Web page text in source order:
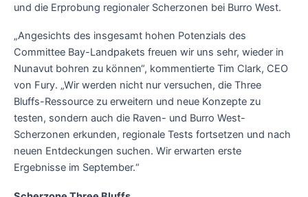
und die Erprobung regionaler Scherzonen bei Burro West.
„Angesichts des insgesamt hohen Potenzials des
Committee Bay-Landpakets freuen wir uns sehr, wieder in
Nunavut bohren zu können“, kommentierte Tim Clark, CEO
von Fury. „Wir werden nicht nur versuchen, die Three
Bluffs-Ressource zu erweitern und neue Konzepte zu
testen, sondern auch die Raven- und Burro West-
Scherzonen erkunden, regionale Tests fortsetzen und nach
neuen Entdeckungen suchen. Wir erwarten erste
Ergebnisse im September.“